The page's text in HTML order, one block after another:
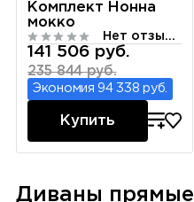
Комплект Нонна
мокко
Нет отзывов
141 506 руб.
235 844 руб.
Экономия 94 338 руб.
Купить
Диваны прямые